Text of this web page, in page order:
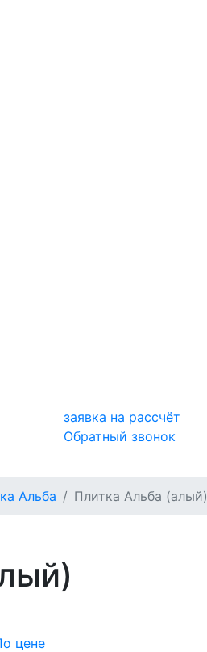
заявка на рассчёт
Обратный звонок
Альба Плитка Альба (алый)
цене